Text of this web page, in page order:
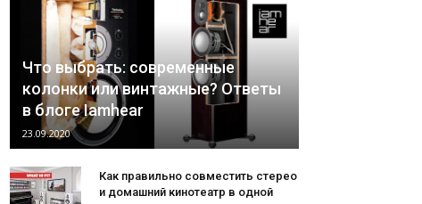
Что выбрать: современные
колонки или винтажные? Ответы
в блоге Iamhear
23.09.2020
Как правильно совместить стерео
и домашний кинотеатр в одной